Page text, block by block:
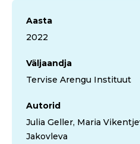
Aasta
2022
Väljaandja
Tervise Arengu Instituut
Autorid
Julia Geller, Maria
Jakovleva